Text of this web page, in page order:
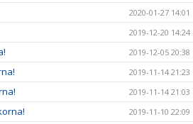
2020-01-27 14:01
2019-12-20 14:24
2019-12-05 20:38
2019-11-14 21:23
2019-11-14 21:03
2019-11-10 22:09